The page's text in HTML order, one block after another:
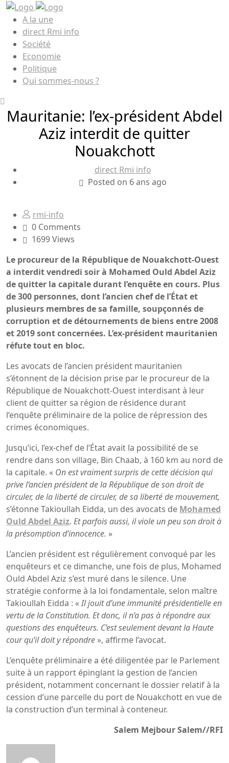
A la une
direct Rmi info
Société
Economie
Politique
Qui sommes-nous ?
Mauritanie: l’ex-président Abdel
Aziz interdit de quitter
Nouakchott
direct Rmi info
Posted on 6 ans ago
rmi-info
0 Comments
1699 Views
Le procureur de la République de Nouakchott-Ouest
a interdit vendredi soir à Mohamed Ould Abdel Aziz
de quitter la capitale durant l’enquête en cours. Plus
de 300 personnes, dont l’ancien chef de l’État et
plusieurs membres de sa famille, soupçonnés de
corruption et de détournements de biens entre 2008
et 2019 sont concernées. L’ex-président mauritanien
réfute tout en bloc.
Les avocats de l’ancien président mauritanien
s’étonnent de la décision prise par le procureur de la
République de Nouakchott-Ouest interdisant à leur
client de quitter sa région de résidence durant
l’enquête préliminaire de la police de répression des
crimes économiques.
Jusqu’ici, l’ex-chef de l’État avait la possibilité de se
rendre dans son village, Bin Chaab, à 160 km au nord de
la capitale. « On est vraiment surpris de cette décision qui
prive l’ancien président de la République de son droit de
circuler, de la liberté de circuler, de sa liberté de mouvement,
s’étonne Takioullah Eidda, un des avocats de Mohamed
Ould Abdel Aziz. Et parfois aussi, il viole un peu son droit à
la présomption d’innocence. »
L’ancien président est régulièrement convoqué par les
enquêteurs et ce dimanche, une fois de plus, Mohamed
Ould Abdel Aziz s’est muré dans le silence. Une
stratégie conforme à la loi fondamentale, selon maître
Takioullah Eidda : «Il jouit d’une immunité présidentielle en
vertu de la Constitution. Et donc, il n’a pas à répondre aux
questions des enquêteurs. C’est seulement devant la Haute
cour qu’il doit y répondre », affirme l’avocat.
L’enquête préliminaire a été diligentée par le Parlement
suite à un rapport épinglant la gestion de l’ancien
président, notamment concernant le dossier relatif à la
cession d’une parcelle du port de Nouakchott en vue de
la construction d’un terminal à conteneur.
Salem Mejbour Salem//RFI